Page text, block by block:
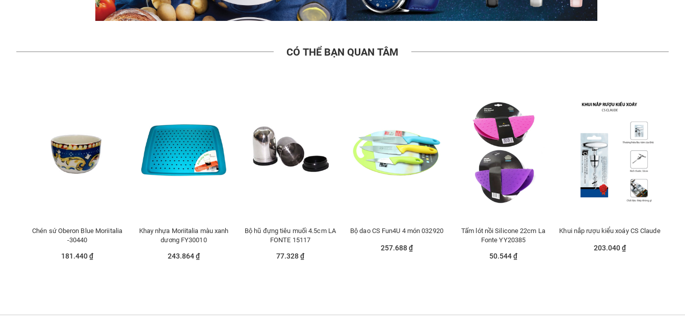
CÓ THỂ BẠN QUAN TÂM
Chén sứ Oberon Blue Moriitalia
-30440
181.440 ₫
Khay nhựa Moriitalia màu xanh
dương FY30010
243.864 ₫
Bộ hũ đựng tiêu muối 4.5cm LA
FONTE 15117
77.328 ₫
Bộ dao CS Fun4U 4 món 032920
257.688 ₫
Tấm lót nồi Silicone 22cm La
Fonte YY20385
50.544 ₫
Khui nắp rượu kiểu xoáy CS Claude
203.040 ₫